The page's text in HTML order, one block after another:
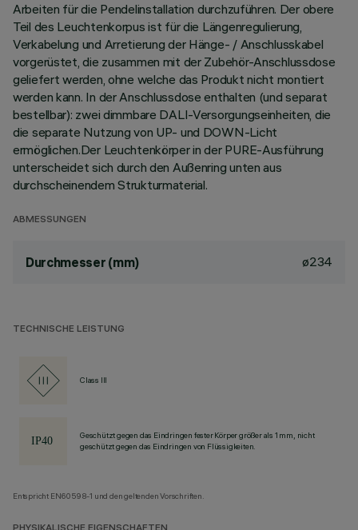
Arbeiten für die Pendelinstallation durchzuführen. Der obere
Teil des Leuchtenkorpus ist für die Längenregulierung,
Verkabelung und Arretierung der Hänge- / Anschlusskabel
vorgerüstet, die zusammen mit der Zubehör-Anschlussdose
geliefert werden, ohne welche das Produkt nicht montiert
werden kann. In der Anschlussdose enthalten (und separat
bestellbar): zwei dimmbare DALI-Versorgungseinheiten, die
die separate Nutzung von UP- und DOWN-Licht
ermöglichen.Der Leuchtenkörper in der PURE-Ausführung
unterscheidet sich durch den Außenring unten aus
durchscheinendem Strukturmaterial.
ABMESSUNGEN
Durchmesser (mm) ø234
TECHNISCHE LEISTUNG
Class III
Geschützt gegen das Eindringen fester Körper größer als 1 mm, nicht
geschützt gegen das Eindringen von Flüssigkeiten.
Entspricht EN60598-1 und den geltenden Vorschriften.